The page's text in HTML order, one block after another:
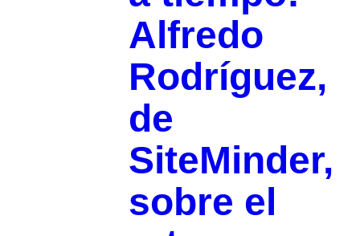
Alfredo
Rodríguez,
de
SiteMinder,
sobre el